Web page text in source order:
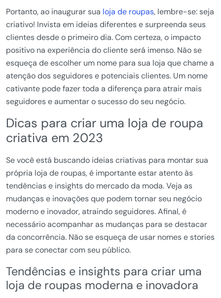
Portanto, ao inaugurar sua loja de roupas, lembre-se: seja
criativo! Invista em ideias diferentes e surpreenda seus
clientes desde o primeiro dia. Com certeza, o impacto
positivo na experiência do cliente será imenso. Não se
esqueça de escolher um nome para sua loja que chame a
atenção dos seguidores e potenciais clientes. Um nome
cativante pode fazer toda a diferença para atrair mais
seguidores e aumentar o sucesso do seu negócio.
Dicas para criar uma loja de roupa
criativa em 2023
Se você está buscando ideias criativas para montar sua
própria loja de roupas, é importante estar atento às
tendências e insights do mercado da moda. Veja as
mudanças e inovações que podem tornar seu negócio
moderno e inovador, atraindo seguidores. Afinal, é
necessário acompanhar as mudanças para se destacar
da concorrência. Não se esqueça de usar nomes e stories
para se conectar com seu público.
Tendências e insights para criar uma
loja de roupas moderna e inovadora